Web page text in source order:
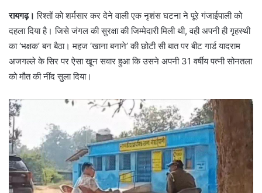
रायगढ़। रिश्तों को शर्मसार कर देने वाली एक नृशंस घटना ने पूरे गंजाईपाली को
दहला दिया है। जिसे जंगल की सुरक्षा की जिम्मेदारी मिली थी, वही अपनी ही गृहस्थी
का ‘भक्षक’ बन बैठा। महज ‘खाना बनाने’ की छोटी सी बात पर बीट गार्ड यादराम
अजगल्ले के सिर पर ऐसा खून सवार हुआ कि उसने अपनी 31 वर्षीय पत्नी सोनतला
को मौत की नींद सुला दिया।